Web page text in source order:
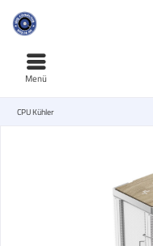
Menü
CPU Kühler